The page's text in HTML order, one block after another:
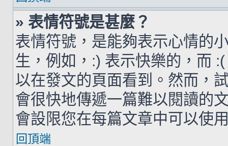
» 表情符號是甚麼？
表情符號，是能夠表示心情的
生，例如，:) 表示快樂的，而
以在發文的頁面看到。然而，
會很快地傳遞一篇難以閱讀的
會設限您在每篇文章中可以使
回頂端